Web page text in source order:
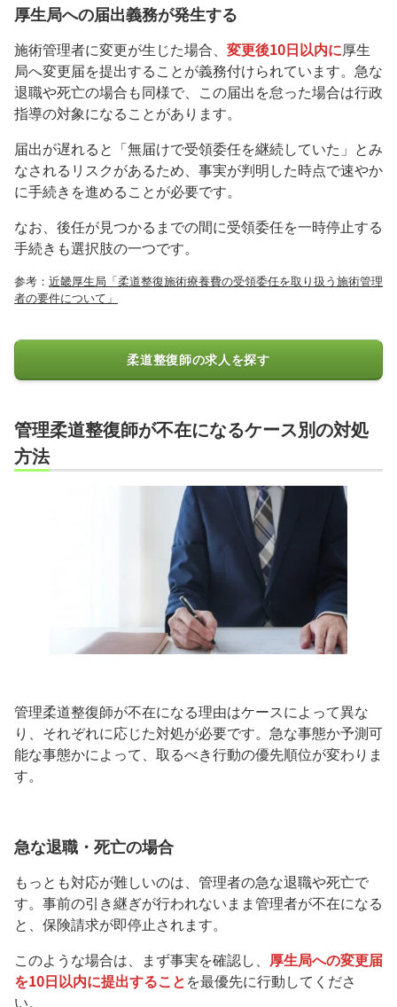
厚生局への届出義務が発生する
施術管理者に変更が生じた場合、 変更後10日以内に厚生
局へ変更届を提出することが義務付けられています。急な
退職や死亡の場合も同様で、この届出を怠った場合は行政
指導の対象になることがあります。
届出が遅れると「無届けで受領委任を継続していた」とみ
なされるリスクがあるため、事実が判明した時点で速やか
に手続きを進めることが必要です。
なお、後任が見つかるまでの間に受領委任を一時停止する
手続きも選択肢の一つです。
参考： 近畿厚生局「柔道整復施術療養費の受領委任を取り扱う施術管理
者の要件について」
柔道整復師の求人を探す
管理柔道整復師が不在になるケース別の対処
方法
管理柔道整復師が不在になる理由はケースによって異な
り、それぞれに応じた対処が必要です。急な事態か予測可
能な事態かによって、取るべき行動の優先順位が変わりま
す。
急な退職・死亡の場合
もっとも対応が難しいのは、管理者の急な退職や死亡で
す。事前の引き継ぎが行われないまま管理者が不在になる
と、保険請求が即停止されます。
このような場合は、まず事実を確認し、 厚生局への変更届
を10日以内に提出することを最優先に行動してくださ
い。